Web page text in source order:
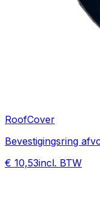
RoofCover
Bevestigingsring
€ 10,53incl. BTW